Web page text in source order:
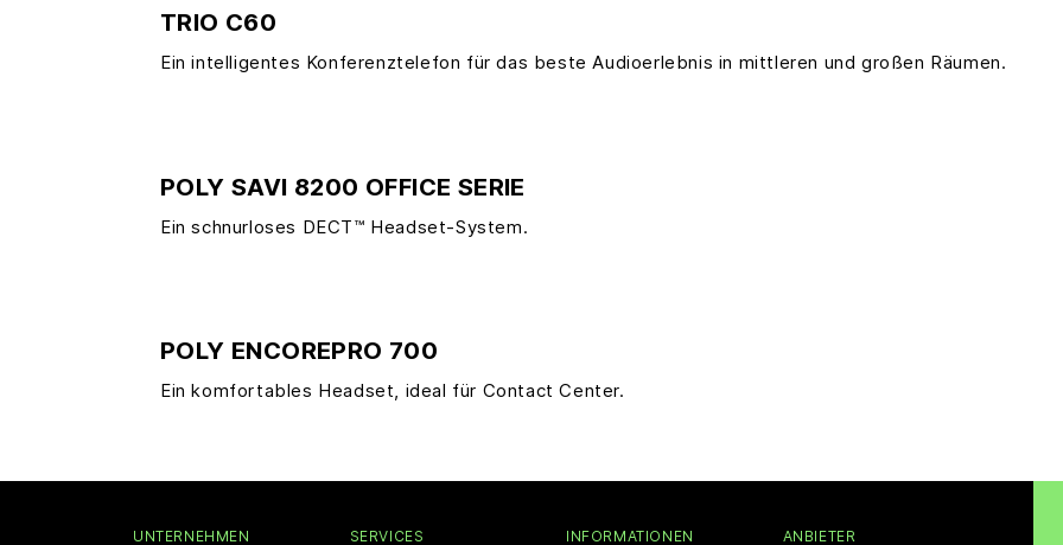
TRIO C60
Ein intelligentes Konferenztelefon für das beste Audioerlebnis in mittleren und großen Räumen.
POLY SAVI 8200 OFFICE SERIE
Ein schnurloses DECT™ Headset-System.
POLY ENCOREPRO 700
Ein komfortables Headset, ideal für Contact Center.
UNTERNEHMEN SERVICES INFORMATIONEN ANBIETER